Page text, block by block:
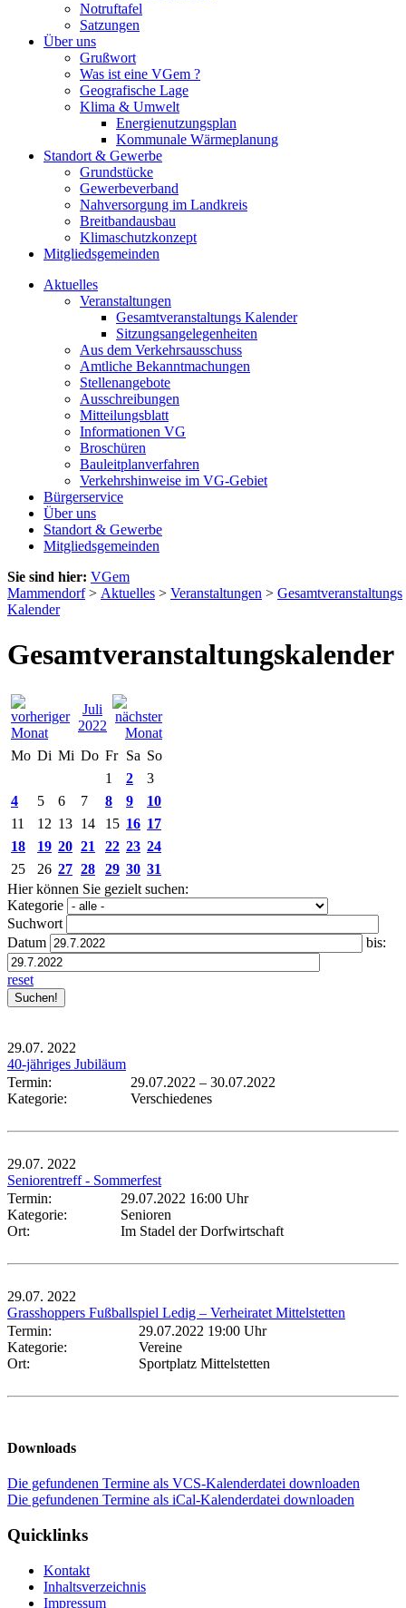
Notruftafel
Satzungen
Über uns
Grußwort
Was ist eine VGem ?
Geografische Lage
Klima & Umwelt
Energienutzungsplan
Kommunale Wärmeplanung
Standort & Gewerbe
Grundstücke
Gewerbeverband
Nahversorgung im Landkreis
Breitbandausbau
Klimaschutzkonzept
Mitgliedsgemeinden
Aktuelles
Veranstaltungen
Gesamtveranstaltungs Kalender
Sitzungsangelegenheiten
Aus dem Verkehrsausschuss
Amtliche Bekanntmachungen
Stellenangebote
Ausschreibungen
Mitteilungsblatt
Informationen VG
Broschüren
Bauleitplanverfahren
Verkehrshinweise im VG-Gebiet
Bürgerservice
Über uns
Standort & Gewerbe
Mitgliedsgemeinden
Sie sind hier: VGem
Mammendorf> Aktuelles > Veranstaltungen > Gesamtveranstaltungs
Kalender
Gesamtveranstaltungskalender
Juli
2022
Mo Di Mi Do Fr Sa So
1
2
3
4
5 6 7 8 9
10
11
12 13 14 15 16 17
18
19 20 21 22 23 24
25
26 27 28 29 30 31
Hier können Sie gezielt suchen:
Kategorie
Suchwort
Datum
bis:
reset
29.07. 2022
40-jähriges Jubiläum
Termin:
29.07.2022 – 30.07.2022
Kategorie:
Verschiedenes
29.07. 2022
Seniorentreff - Sommerfest
Termin:
29.07.2022 16:00 Uhr
Kategorie:
Senioren
Ort:
Im Stadel der Dorfwirtschaft
29.07. 2022
Grasshoppers Fußballspiel Ledig – Verheiratet Mittelstetten
Termin:
29.07.2022 19:00 Uhr
Kategorie:
Vereine
Ort:
Sportplatz Mittelstetten
Downloads
Die gefundenen Termine als VCS-Kalenderdatei downloaden
Die gefundenen Termine als iCal-Kalenderdatei downloaden
Quicklinks
Kontakt
Inhaltsverzeichnis
Impressum